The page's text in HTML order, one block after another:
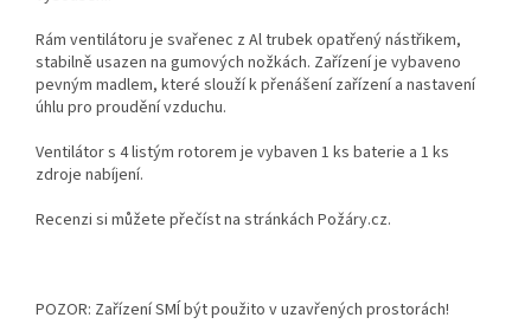
Rám ventilátoru je svařenec z Al trubek opatřený nástřikem,
stabilně usazen na gumových nožkách. Zařízení je vybaveno
pevným madlem, které slouží k přenášení zařízení a nastavení
úhlu pro proudění vzduchu.
Ventilátor s 4 listým rotorem je vybaven 1 ks baterie a 1 ks
zdroje nabíjení.
Recenzi si můžete přečíst na stránkách Požáry.cz.
POZOR: Zařízení SMÍ být použito v uzavřených prostorách!